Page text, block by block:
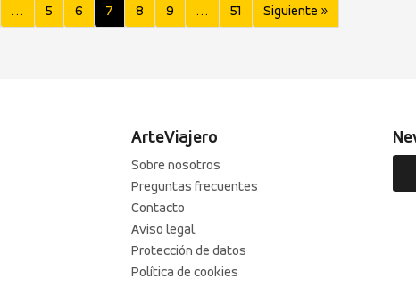
… 5 6 7 8 9 … 51 Siguiente »
ArteViajero
Sobre nosotros
Preguntas frecuentes
Contacto
Aviso legal
Protección de datos
Política de cookies